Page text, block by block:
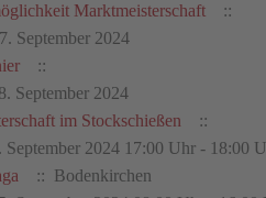
Marktmeisterschaft
::
September 2024
::
September 2024
im Stockschießen
::
September 2024 17:00 Uhr - 18:00
:: Bodenkirchen